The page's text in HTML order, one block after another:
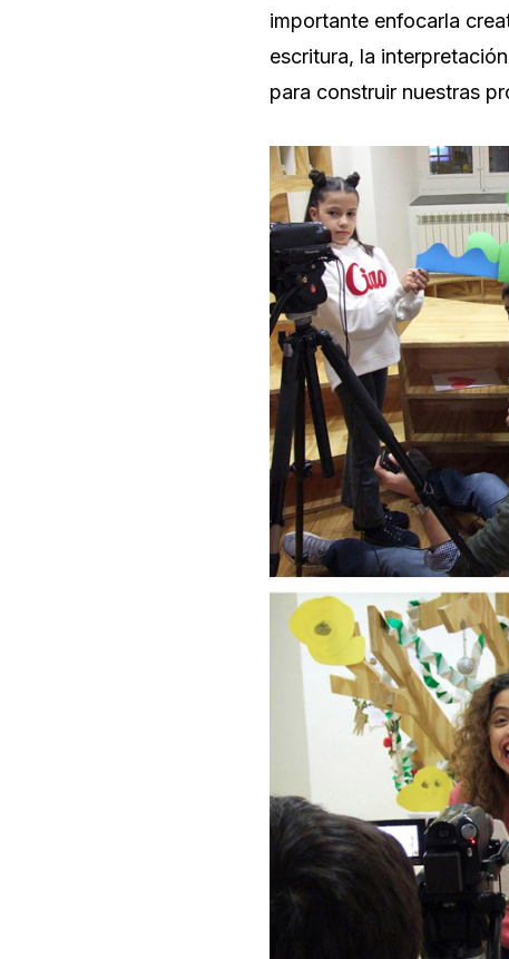
importante enfocarla
escritura, la
para construir nuestras